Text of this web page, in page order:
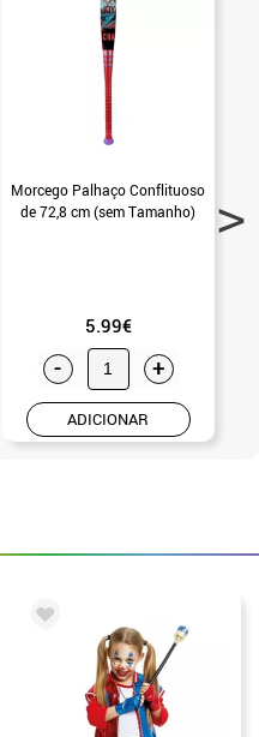
Morcego Palhaço Conflituoso
de 72,8 cm (sem Tamanho)
5.99€
- +
ADICIONAR